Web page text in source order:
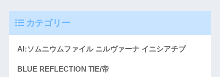
カテゴリー
AI:ソムニウムファイル ニルヴァーナ イニシアチブ
BLUE REFLECTION TIE/帝